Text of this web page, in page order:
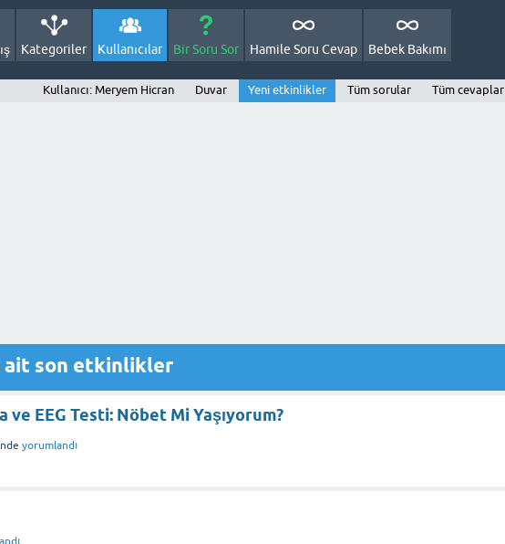
Kategoriler Kullanıcılar Bir Soru Sor Hamile Soru Cevap Bebek Bakımı
Kullanıcı: Meryem Hicran Duvar Yeni etkinlikler Tüm sorular Tüm cevaplar
ait son etkinlikler
ve EEG Testi: Nöbet Mi Yaşıyorum?
yorumlandı